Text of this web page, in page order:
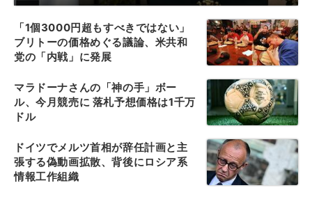
「1個3000円超もすべきではない」
ブリトーの価格めぐる議論、米共和
党の「内戦」に発展
マラドーナさんの「神の手」ボー
ル、今月競売に 落札予想価格は1千万
ドル
ドイツでメルツ首相が辞任計画と主
張する偽動画拡散、背後にロシア系
情報工作組織